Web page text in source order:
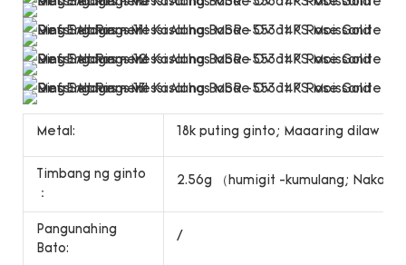
Metal: 18k puting ginto; Maaaring dilaw
Timbang ng ginto
：
2.56g （humigit -kumulang;
Pangunahing
Bato:
/